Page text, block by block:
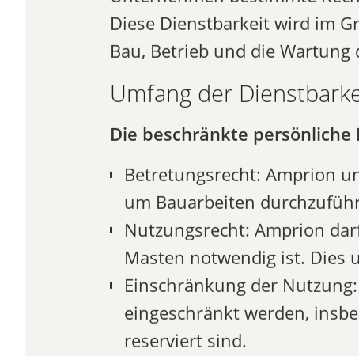
Diese Dienstbarkeit wird im
Bau, Betrieb und die
Umfang der
Die beschränkte
Betretungsrecht: Amprion
um Bauarbeiten
Nutzungsrecht: Amprion
Masten notwendig ist. Dies
Einschränkung der
eingeschränkt werden,
reserviert sind.